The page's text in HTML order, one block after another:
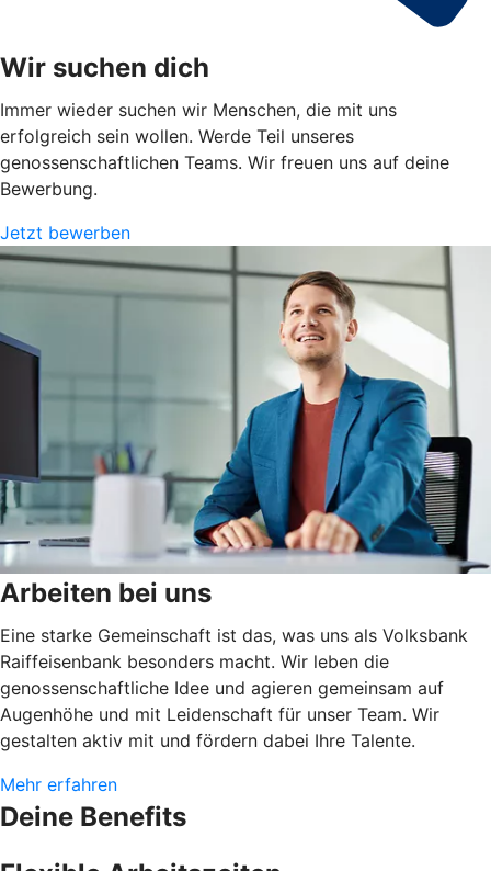
Wir suchen dich
Immer wieder suchen wir Menschen, die mit uns
erfolgreich sein wollen. Werde Teil unseres
genossenschaftlichen Teams. Wir freuen uns auf deine
Bewerbung.
Jetzt bewerben
Arbeiten bei uns
Eine starke Gemeinschaft ist das, was uns als Volksbank
Raiffeisenbank besonders macht. Wir leben die
genossenschaftliche Idee und agieren gemeinsam auf
Augenhöhe und mit Leidenschaft für unser Team. Wir
gestalten aktiv mit und fördern dabei Ihre Talente.
Mehr erfahren
Deine Benefits